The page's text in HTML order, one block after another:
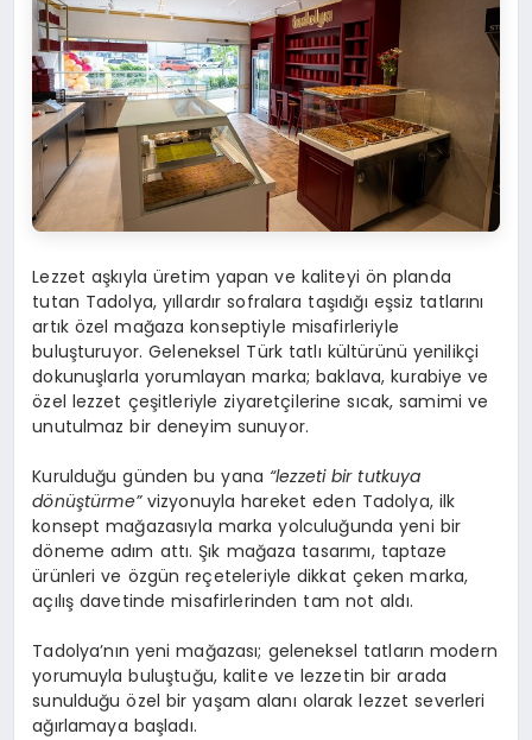
Lezzet aşkıyla üretim yapan ve kaliteyi ön planda
tutan Tadolya, yıllardır sofralara taşıdığı eşsiz tatlarını
artık özel mağaza konseptiyle misafirleriyle
buluşturuyor. Geleneksel Türk tatlı kültürünü yenilikçi
dokunuşlarla yorumlayan marka; baklava, kurabiye ve
özel lezzet çeşitleriyle ziyaretçilerine sıcak, samimi ve
unutulmaz bir deneyim sunuyor.
Kurulduğu günden bu yana “lezzeti bir tutkuya
dönüştürme”vizyonuyla hareket eden Tadolya, ilk
konsept mağazasıyla marka yolculuğunda yeni bir
döneme adım attı. Şık mağaza tasarımı, taptaze
ürünleri ve özgün reçeteleriyle dikkat çeken marka,
açılış davetinde misafirlerinden tam not aldı.
Tadolya’nın yeni mağazası; geleneksel tatların modern
yorumuyla buluştuğu, kalite ve lezzetin bir arada
sunulduğu özel bir yaşam alanı olarak lezzet severleri
ağırlamaya başladı.